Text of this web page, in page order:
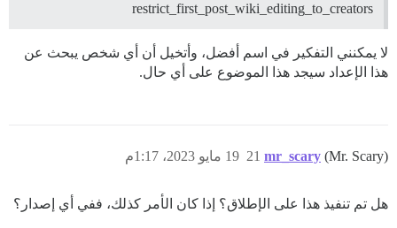
restrict_first_post_wiki_editing_to_creators
لا يمكنني التفكير في اسم أفضل، وأتخيل أن أي شخص يبحث عن
هذا الإعداد سيجد هذا الموضوع على أي حال.
mr_scary (Mr. Scary) 19 مايو 2023، 1:17م 21
هل تم تنفيذ هذا على الإطلاق؟ إذا كان الأمر كذلك، ففي أي إصدار؟